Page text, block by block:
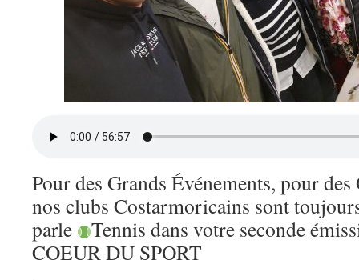
Pour des Grands Événements, pour
nos clubs Costarmoricains sont
parle
Tennis dans votre seconde
COEUR DU SPORT